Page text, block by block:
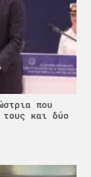
που
τους και δύο